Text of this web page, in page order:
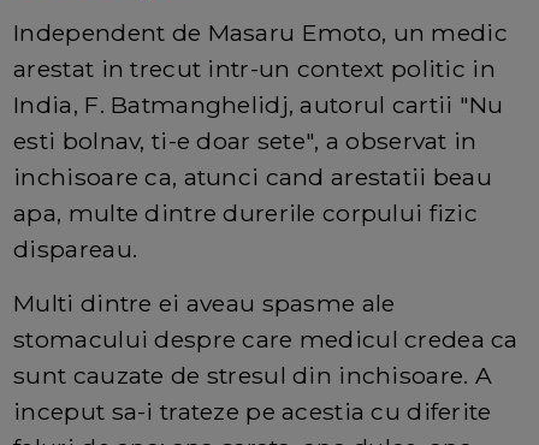
Independent de Masaru Emoto, un medic
arestat in trecut intr-un context politic in
India, F. Batmanghelidj, autorul cartii "Nu
esti bolnav, ti-e doar sete", a observat in
inchisoare ca, atunci cand arestatii beau
apa, multe dintre durerile corpului fizic
dispareau.
Multi dintre ei aveau spasme ale
stomacului despre care medicul credea ca
sunt cauzate de stresul din inchisoare. A
inceput sa-i trateze pe acestia cu diferite